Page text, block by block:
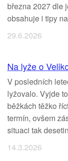
března 2027 dle
obsahuje i tipy
29.6.2026
Na lyže o
V posledních
lyžovalo. Vyjde
běžkách těžko
termín, ovšem
situaci tak
14.3.2026